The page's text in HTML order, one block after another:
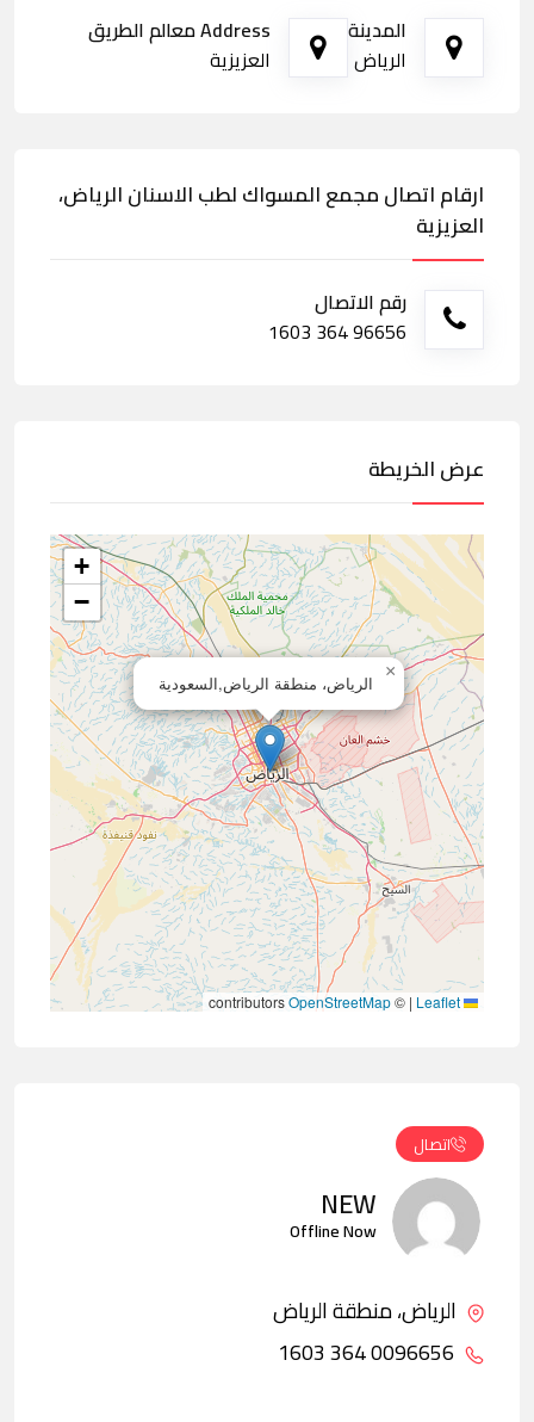
المدينة
الرياض
Address معالم الطريق
العزيزية
ارقام اتصال مجمع المسواك لطب الاسنان الرياض،
العزيزية
رقم الاتصال
96656 364 1603
عرض الخريطة
الرياض، منطقة الرياض,السعودية
×
+
−
|
©
OpenStreetMap
اتصال
NEW
Offline Now
الرياض، منطقة الرياض